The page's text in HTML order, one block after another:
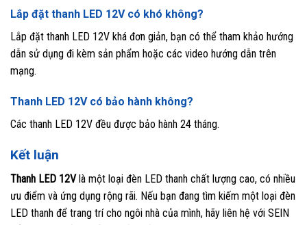
Lắp đặt thanh LED 12V có khó không?
Lắp đặt thanh LED 12V khá đơn giản, bạn có thể tham khảo hướng
dẫn sử dụng đi kèm sản phẩm hoặc các video hướng dẫn trên
mạng.
Thanh LED 12V có bảo hành không?
Các thanh LED 12V đều được bảo hành 24 tháng.
Kết luận
Thanh LED 12Vlà một loại đèn LED thanh chất lượng cao, có nhiều
ưu điểm và ứng dụng rộng rãi. Nếu bạn đang tìm kiếm một loại đèn
LED thanh để trang trí cho ngôi nhà của mình, hãy liên hệ với SEIN